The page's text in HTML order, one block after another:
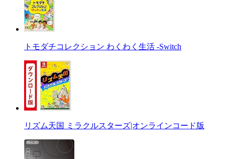
トモダチコレクション わくわく生活 -Switch
リズム天国 ミラクルスターズ|オンラインコード版